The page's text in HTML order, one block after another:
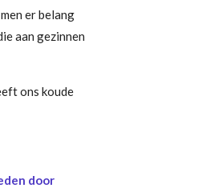
er belang
aan gezinnen
ons koude
door